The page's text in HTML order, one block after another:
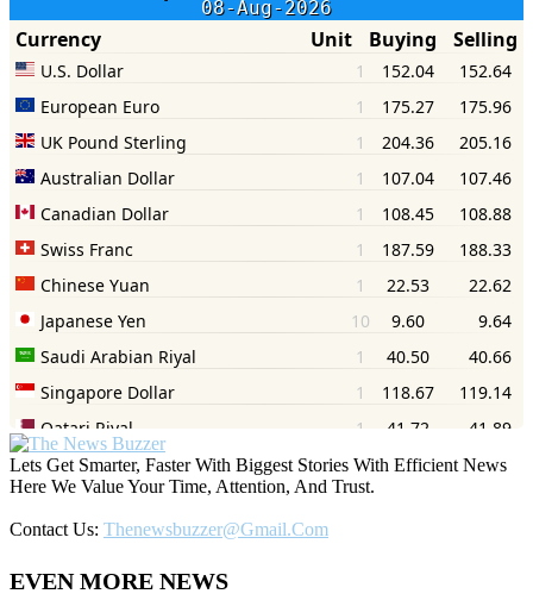
Lets Get Smarter, Faster With Biggest Stories With Efficient News
Here We Value Your Time, Attention, And Trust.
Contact Us: Thenewsbuzzer@gmail.com
EVEN MORE NEWS